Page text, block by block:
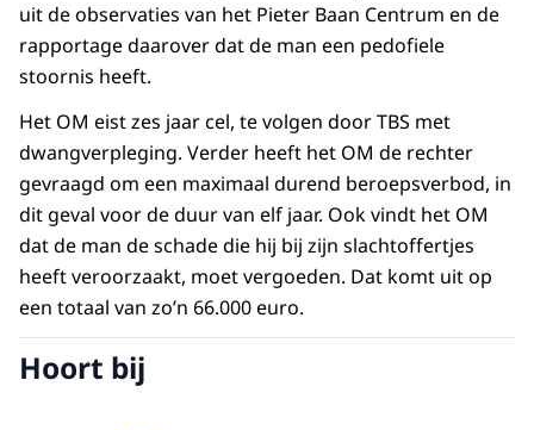
uit de observaties van het Pieter Baan Centrum en de
rapportage daarover dat de man een pedofiele
stoornis heeft.
Het OM eist zes jaar cel, te volgen door TBS met
dwangverpleging. Verder heeft het OM de rechter
gevraagd om een maximaal durend beroepsverbod, in
dit geval voor de duur van elf jaar. Ook vindt het OM
dat de man de schade die hij bij zijn slachtoffertjes
heeft veroorzaakt, moet vergoeden. Dat komt uit op
een totaal van zo’n 66.000 euro.
Hoort bij